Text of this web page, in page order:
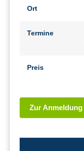
Ort
Termine
Preis
Zur Anmeldung